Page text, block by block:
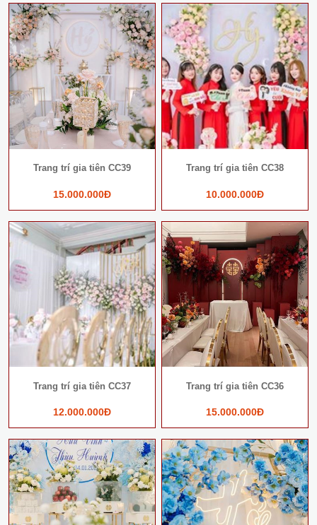
Trang trí gia tiên CC39
15.000.000Đ
Trang trí gia tiên CC38
10.000.000Đ
Trang trí gia tiên CC37
12.000.000Đ
Trang trí gia tiên CC36
15.000.000Đ